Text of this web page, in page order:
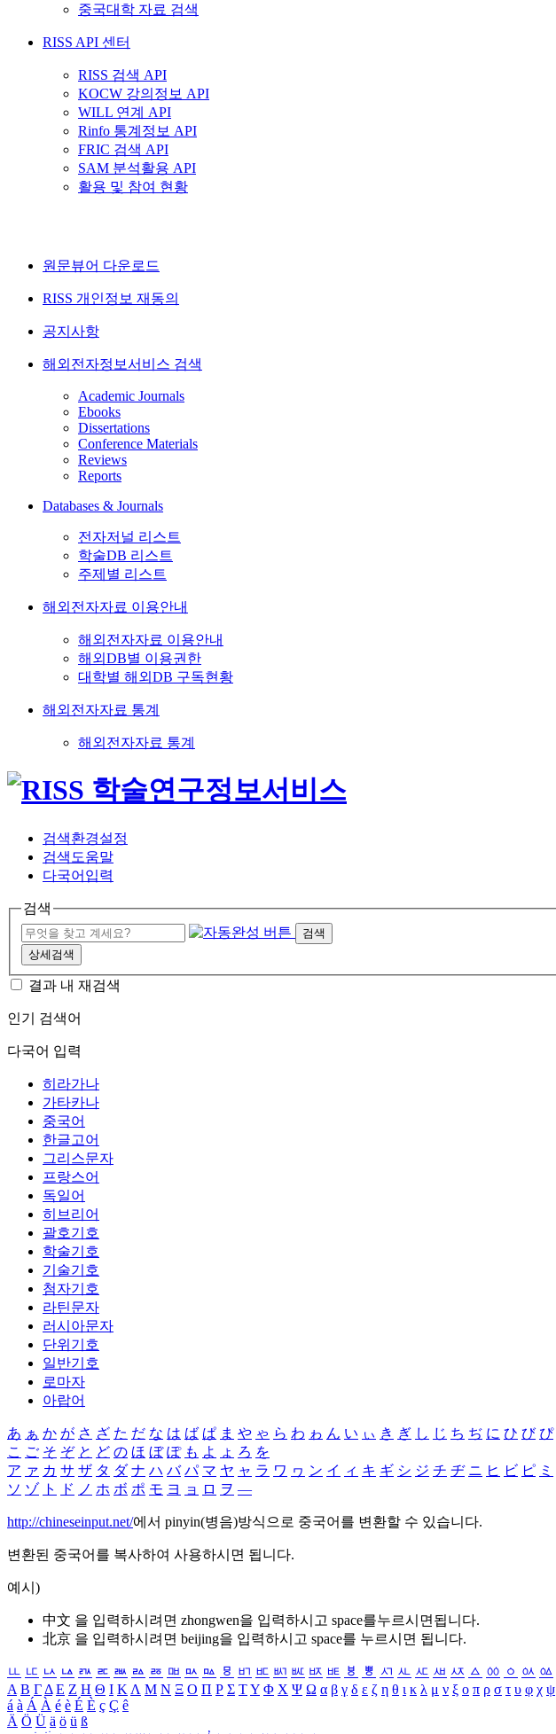
중국대학 자료 검색
RISS API 센터
RISS 검색 API
KOCW 강의정보 API
WILL 연계 API
Rinfo 통계정보 API
FRIC 검색 API
SAM 분석활용 API
활용 및 참여 현황
원문뷰어 다운로드
RISS 개인정보 재동의
공지사항
해외전자정보서비스 검색
Academic Journals
Ebooks
Dissertations
Conference Materials
Reviews
Reports
Databases & Journals
전자저널 리스트
학술DB 리스트
주제별 리스트
해외전자자료 이용안내
해외전자자료 이용안내
해외DB별 이용권한
대학별 해외DB 구독현황
해외전자자료 통계
해외전자자료 통계
검색환경설정
검색도움말
다국어입력
검색
검색
상세검색
결과 내 재검색
인기 검색어
다국어 입력
히라가나
가타카나
중국어
한글고어
그리스문자
프랑스어
독일어
히브리어
괄호기호
학술기호
기술기호
첨자기호
라틴문자
러시아문자
단위기호
일반기호
로마자
아랍어
あ ぁ か が さ ざ た だ な は ば ぱ ま や ゃ ら わ ゎ ん い ぃ き ぎ し じ ち ぢ に ひ び ぴ
こ ご そ ぞ と ど の ほ ぼ ぽ も よ ょ ろ を
ア ァ カ サ ザ タ ダ ナ ハ バ パ マ ヤ ャ ラ ワ ヮ ン イ ィ キ ギ シ ジ チ ヂ ニ ヒ ビ ピ ミ
ソ ゾ ト ド ノ ホ ボ ポ モ ヨ ョ ロ ヲ ―
http://chineseinput.net/에서 pinyin(병음)방식으로 중국어를 변환할 수 있습니다.
변환된 중국어를 복사하여 사용하시면 됩니다.
예시)
中文 을 입력하시려면 zhongwen을 입력하시고 space를누르시면됩니다.
北京 을 입력하시려면 beijing을 입력하시고 space를 누르시면 됩니다.
ㅥ ㅦ ㅧ ㅨ ㅩ ㅪ ㅫ ㅬ ㅭ ㅮ ㅯ ㅰ ㅱ ㅲ ㅳ ㅴ ㅵ ㅶ ㅷ ㅸ ㅹ ㅺ ㅻ ㅼ ㅽ ㅾ ㅿ ㆀ ㆁ ㆂ ㆃ
Α Β ΓΔ Ε Ζ Η Θ Ι ΚΛ Μ Ν Ξ Ο Π Ρ Σ ΤΥ Φ Χ Ψ Ω α β γ δ ε ζ η θ ι κ λ μ ν ξ ο π ρ σ τ υ φ χ ψ
á à Á À é è É È ç Ç ê
Ä Ö Ü ä ö ü ß